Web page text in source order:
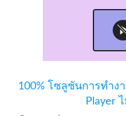
100% โซลูชันการทำง
Player